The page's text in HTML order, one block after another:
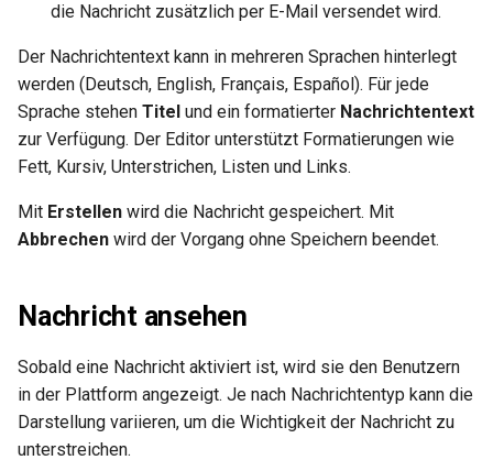
die Nachricht zusätzlich per E-Mail versendet wird.
Der Nachrichtentext kann in mehreren Sprachen hinterlegt
werden (Deutsch, English, Français, Español). Für jede
Sprache stehen Titel und ein formatierter Nachrichtentext
zur Verfügung. Der Editor unterstützt Formatierungen wie
Fett, Kursiv, Unterstrichen, Listen und Links.
Mit Erstellen wird die Nachricht gespeichert. Mit
Abbrechen wird der Vorgang ohne Speichern beendet.
Nachricht ansehen
Sobald eine Nachricht aktiviert ist, wird sie den Benutzern
in der Plattform angezeigt. Je nach Nachrichtentyp kann die
Darstellung variieren, um die Wichtigkeit der Nachricht zu
unterstreichen.